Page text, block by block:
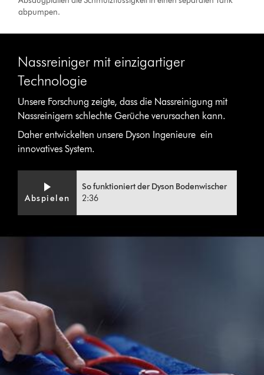
abpumpen.
Nassreiniger mit einzigartiger
Technologie
Unsere Forschung zeigte, dass die Nassreinigung mit
Nassreinigern schlechte Gerüche verursachen kann.
Daher entwickelten unsere Dyson Ingenieure ein
innovatives System.
Abspielen
So funktioniert der Dyson Bodenwischer
2:36